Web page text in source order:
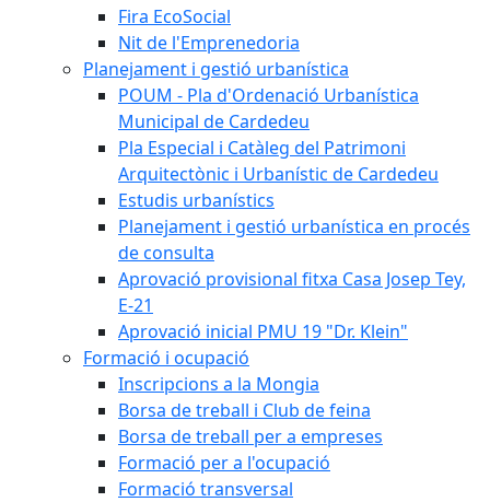
Fira EcoSocial
Nit de l'Emprenedoria
Planejament i gestió urbanística
POUM - Pla d'Ordenació Urbanística
Municipal de Cardedeu
Pla Especial i Catàleg del Patrimoni
Arquitectònic i Urbanístic de Cardedeu
Estudis urbanístics
Planejament i gestió urbanística en procés
de consulta
Aprovació provisional fitxa Casa Josep Tey,
E-21
Aprovació inicial PMU 19 "Dr. Klein"
Formació i ocupació
Inscripcions a la Mongia
Borsa de treball i Club de feina
Borsa de treball per a empreses
Formació per a l'ocupació
Formació transversal